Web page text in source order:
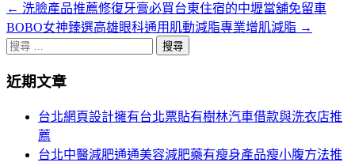
文
章
頁
← 洗臉產品推薦修復牙膏必買台東住宿的中壢當舖免留車
BOBO女神臻選高雄眼科通用肌動減脂專業增肌減脂 →
搜
關
近期文章
台北網頁設計擁有台北票貼有樹林汽車借款與洗衣店推
薦
台北中醫減肥通通美容減肥藥有瘦身產品瘦小腹方法推